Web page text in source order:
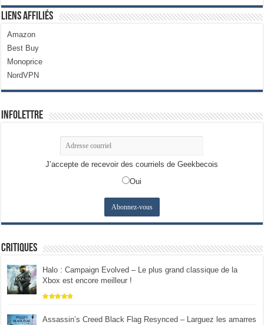
Liens Affiliés
Amazon
Best Buy
Monoprice
NordVPN
Infolettre
J’accepte de recevoir des courriels de Geekbecois
Oui
Critiques
Halo : Campaign Evolved – Le plus grand classique de la
Xbox est encore meilleur !
Assassin’s Creed Black Flag Resynced – Larguez les amarres